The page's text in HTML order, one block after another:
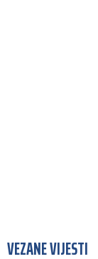
VEZANE VIJESTI